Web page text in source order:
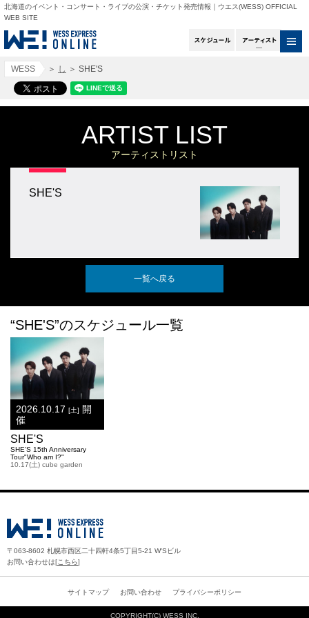
北海道のイベント・コンサート・ライブの公演・チケット発売情報｜ウエス(WESS) OFFICIAL
WEB SITE
スケジュールアー
WESS ＞ し ＞ SHE'S
ARTIST LIST
アーティストリスト
SHE'S
一覧へ戻る
“SHE'S”のスケジュール一覧
2026.10.17 [土] 開
催
SHE'S
SHE'S 15th Anniversary
Tour"Who am I?"
10.17(土) cube garden
〒063-8602 札幌市西区二十四軒4条5丁目5-21 W'Sビル
お問い合わせは[こちら]
サイトマップ お問い合わせ プライバシーポリシー
COPYRIGHT(C) WESS INC.